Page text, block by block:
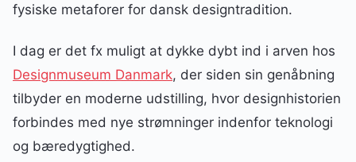
fysiske metaforer for dansk designtradition.
I dag er det fx muligt at dykke dybt ind i arven hos
Designmuseum Danmark, der siden sin genåbning
tilbyder en moderne udstilling, hvor designhistorien
forbindes med nye strømninger indenfor teknologi
og bæredygtighed.